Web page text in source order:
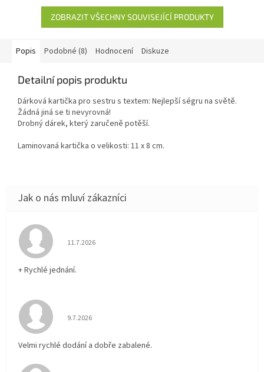
hvězdiček.
ZOBRAZIT VŠECHNY SOUVISEJÍCÍ PRODUKTY
Popis Podobné (8) Hodnocení Diskuze
Detailní popis produktu
Dárková kartička pro sestru s textem: Nejlepší ségru na světě.
Žádná jiná se ti nevyrovná!
Drobný dárek, který zaručeně potěší.
Laminovaná kartička o velikosti: 11 x 8 cm.
Hodnocení obchodu je 5 z 5 hvězdiček.
11.7.2026
+ Rychlé jednání.
Hodnocení obchodu je 5 z 5 hvězdiček.
9.7.2026
Velmi rychlé dodání a dobře zabalené.